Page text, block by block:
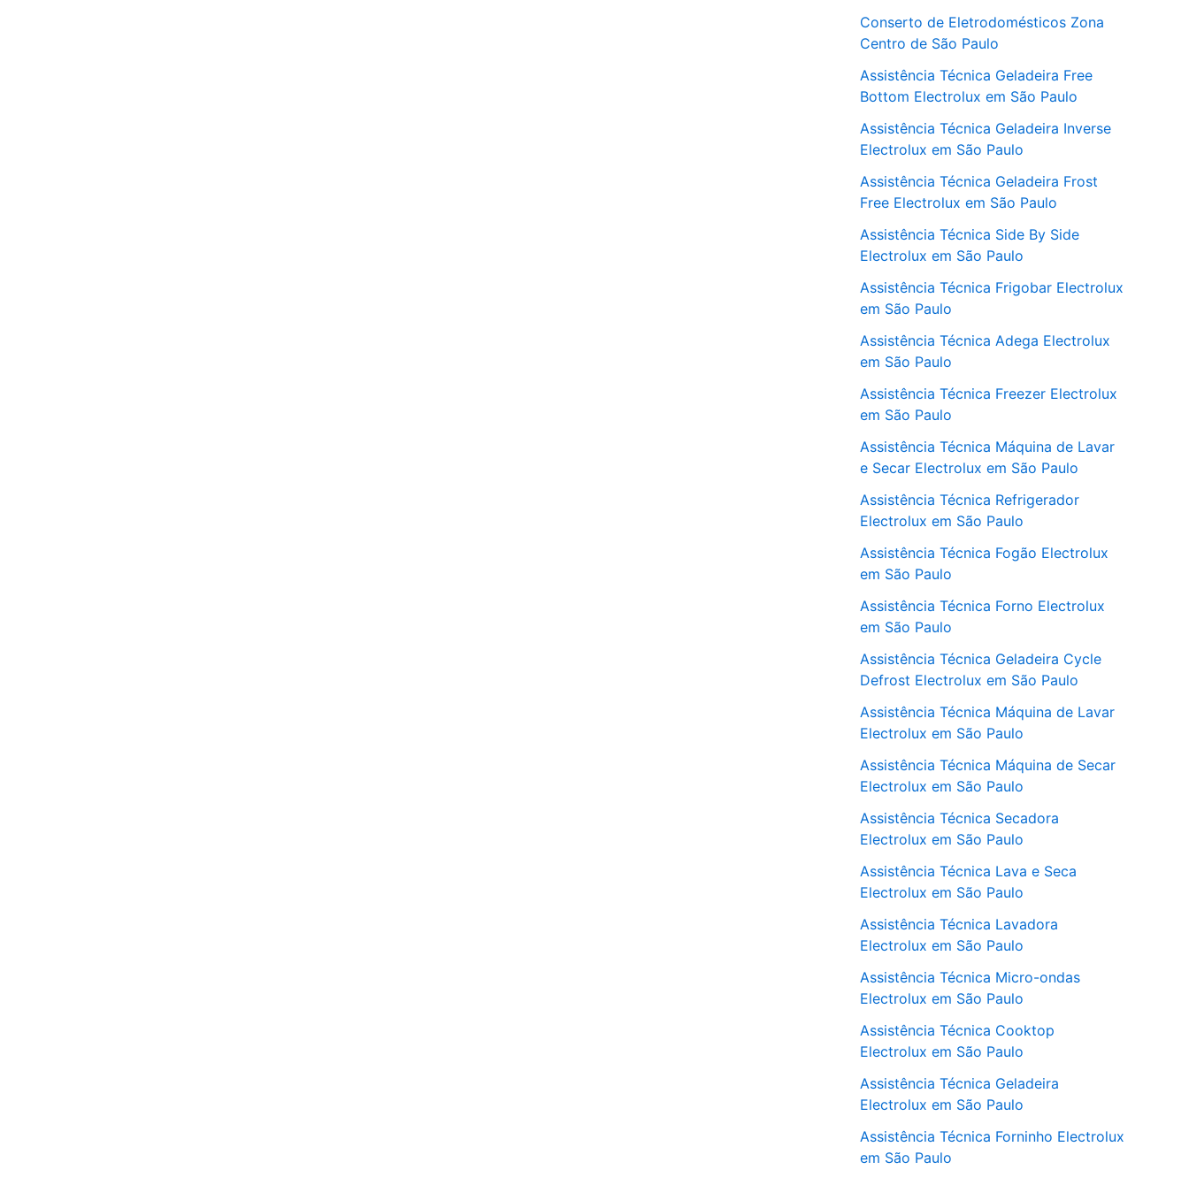
Conserto de Eletrodomésticos Zona
Centro de São Paulo
Assistência Técnica Geladeira Free
Bottom Electrolux em São Paulo
Assistência Técnica Geladeira Inverse
Electrolux em São Paulo
Assistência Técnica Geladeira Frost
Free Electrolux em São Paulo
Assistência Técnica Side By Side
Electrolux em São Paulo
Assistência Técnica Frigobar Electrolux
em São Paulo
Assistência Técnica Adega Electrolux
em São Paulo
Assistência Técnica Freezer Electrolux
em São Paulo
Assistência Técnica Máquina de Lavar
e Secar Electrolux em São Paulo
Assistência Técnica Refrigerador
Electrolux em São Paulo
Assistência Técnica Fogão Electrolux
em São Paulo
Assistência Técnica Forno Electrolux
em São Paulo
Assistência Técnica Geladeira Cycle
Defrost Electrolux em São Paulo
Assistência Técnica Máquina de Lavar
Electrolux em São Paulo
Assistência Técnica Máquina de Secar
Electrolux em São Paulo
Assistência Técnica Secadora
Electrolux em São Paulo
Assistência Técnica Lava e Seca
Electrolux em São Paulo
Assistência Técnica Lavadora
Electrolux em São Paulo
Assistência Técnica Micro-ondas
Electrolux em São Paulo
Assistência Técnica Cooktop
Electrolux em São Paulo
Assistência Técnica Geladeira
Electrolux em São Paulo
Assistência Técnica Forninho Electrolux
em São Paulo